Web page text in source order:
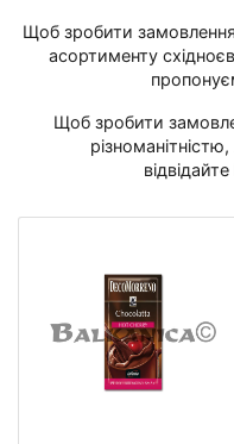
Щоб зробити
асортименту
Щоб зробити
відвідайте